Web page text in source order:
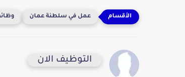
عمل في سلطنة عمان
التوظيف الان